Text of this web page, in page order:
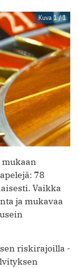
Kuva 1 / 1
mukaan
78
Vaikka
ja mukavaa
riskirajoilla -